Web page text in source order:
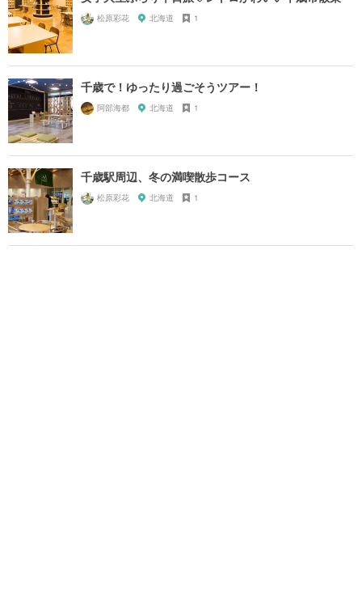
松原彩花 北海道 1
千歳で！ゆったり過ごそうツアー！
阿部海都 北海道 1
千歳駅周辺、冬の満喫散歩コース
松原彩花 北海道 1